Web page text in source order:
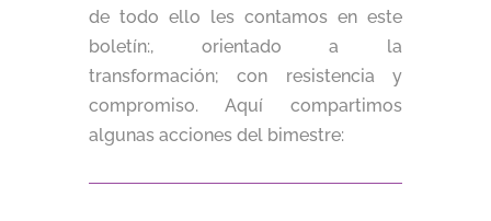
de todo ello les contamos en este
boletín:, orientado a la
transformación; con resistencia y
compromiso. Aquí compartimos
algunas acciones del bimestre: